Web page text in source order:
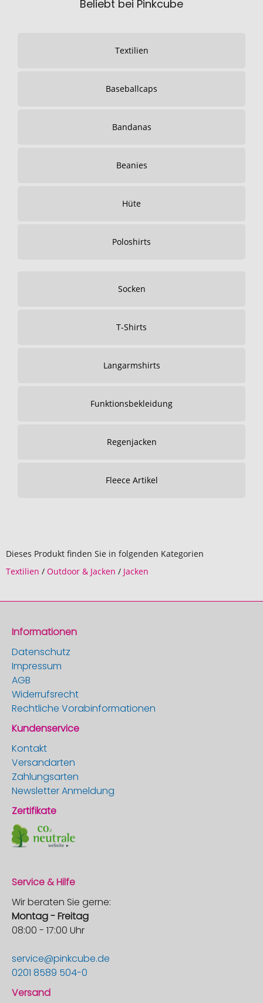
Beliebt bei Pinkcube
Textilien
Baseballcaps
Bandanas
Beanies
Hüte
Poloshirts
Socken
T-Shirts
Langarmshirts
Funktionsbekleidung
Regenjacken
Fleece Artikel
Dieses Produkt finden Sie in folgenden Kategorien
Textilien / Outdoor & Jacken / Jacken
Informationen
Datenschutz
Impressum
AGB
Widerrufsrecht
Rechtliche Vorabinformationen
Kundenservice
Kontakt
Versandarten
Zahlungsarten
Newsletter Anmeldung
Zertifikate
Service & Hilfe
Wir beraten Sie gerne:
Montag - Freitag
08:00 - 17:00 Uhr
service@pinkcube.de
0201 8589 504-0
Versand